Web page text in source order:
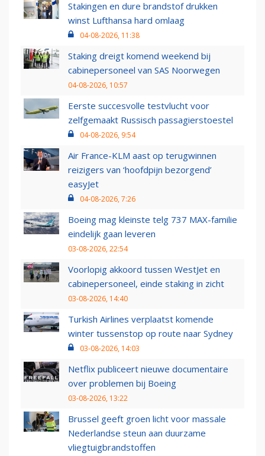
Stakingen en dure brandstof drukken
winst Lufthansa hard omlaag
04-08-2026, 11:38
Staking dreigt komend weekend bij
cabinepersoneel van SAS Noorwegen
04-08-2026, 10:57
Eerste succesvolle testvlucht voor
zelfgemaakt Russisch passagierstoestel
04-08-2026, 9:54
Air France-KLM aast op terugwinnen
reizigers van ‘hoofdpijn bezorgend’
easyJet
04-08-2026, 7:26
Boeing mag kleinste telg 737 MAX-familie
eindelijk gaan leveren
03-08-2026, 22:54
Voorlopig akkoord tussen WestJet en
cabinepersoneel, einde staking in zicht
03-08-2026, 14:40
Turkish Airlines verplaatst komende
winter tussenstop op route naar Sydney
03-08-2026, 14:03
Netflix publiceert nieuwe documentaire
over problemen bij Boeing
03-08-2026, 13:22
Brussel geeft groen licht voor massale
Nederlandse steun aan duurzame
vliegtuigbrandstoffen